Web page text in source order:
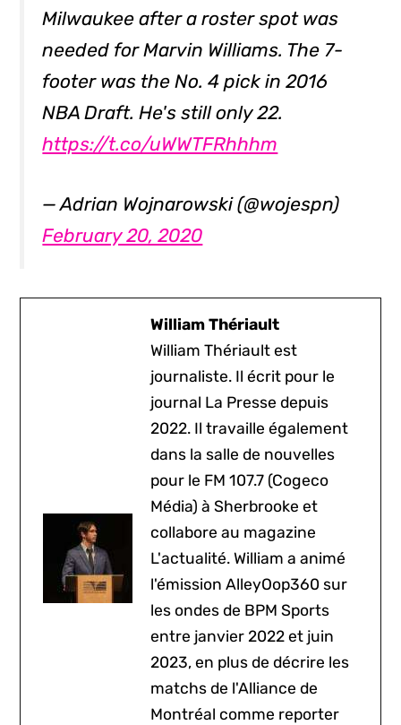
Milwaukee after a roster spot was
needed for Marvin Williams. The 7-
footer was the No. 4 pick in 2016
NBA Draft. He's still only 22.
https://t.co/uWWTFRhhhm
— Adrian Wojnarowski (@wojespn)
February 20, 2020
William Thériault
William Thériault est
journaliste. Il écrit pour le
journal La Presse depuis
2022. Il travaille également
dans la salle de nouvelles
pour le FM 107.7 (Cogeco
Média) à Sherbrooke et
collabore au magazine
L'actualité. William a animé
l'émission AlleyOop360 sur
les ondes de BPM Sports
entre janvier 2022 et juin
2023, en plus de décrire les
matchs de l'Alliance de
Montréal comme reporter